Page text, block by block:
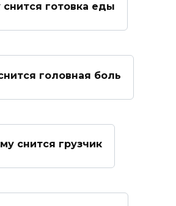
снится готовка еды
головная боль
снится грузчик